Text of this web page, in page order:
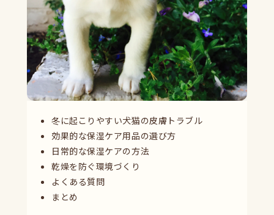
冬に起こりやすい犬猫の皮膚トラブル
効果的な保湿ケア用品の選び方
日常的な保湿ケアの方法
乾燥を防ぐ環境づくり
よくある質問
まとめ